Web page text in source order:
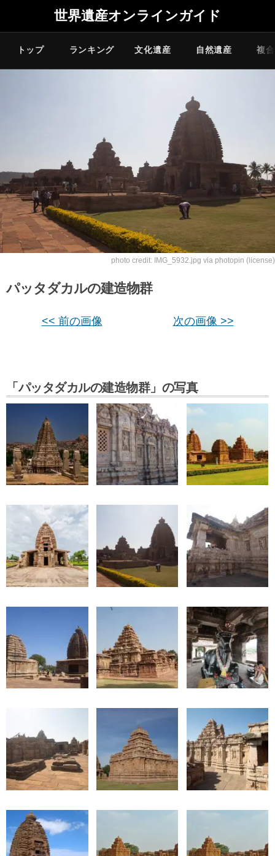
世界遺産オンラインガイド
トップ ランキング 文化遺産 自然遺産 複
photo credit: IMG_5932.jpg via photopin (license)
パッタダカルの建造物群
<< 前の画像 次の画像 >>
「パッタダカルの建造物群」の写真